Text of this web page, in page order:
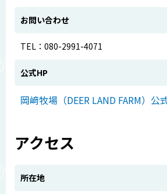
お問い合わせ
TEL：080-2991-4071
公式HP
岡﨑牧場（DEER LAND FARM）公
アクセス
所在地